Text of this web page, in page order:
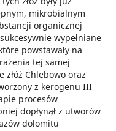
mikrobialnym
organicznej
wypełniane
powstawały na
tej samej
złóż Chlebowo oraz
z kerogenu III
procesów
dopłynął z utworów
dolomitu